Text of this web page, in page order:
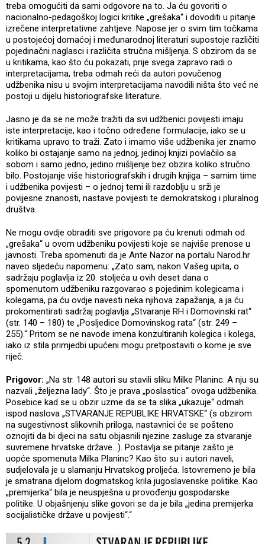
treba omogućiti da sami odgovore na to. Ja ću govoriti o
nacionalno-pedagoškoj logici kritike „grešaka“ i dovoditi u pitanje
izrečene interpretativne zahtjeve. Napose jer o svim tim točkama
u postojećoj domaćoj i međunarodnoj literaturi supostoje različiti
pojedinačni naglasci i različita stručna mišljenja. S obzirom da se
u kritikama, kao što ću pokazati, prije svega zapravo radi o
interpretacijama, treba odmah reći da autori povučenog
udžbenika nisu u svojim interpretacijama navodili ništa što već ne
postoji u dijelu historiografske literature.
Jasno je da se ne može tražiti da svi udžbenici povijesti imaju
iste interpretacije, kao i točno određene formulacije, iako se u
kritikama upravo to traži. Zato i imamo više udžbenika jer znamo
koliko bi ostajanje samo na jednoj, jedinoj knjizi povlačilo sa
sobom i samo jedno, jedino mišljenje bez obzira koliko stručno
bilo. Postojanje više historiografskih i drugih knjiga – samim time
i udžbenika povijesti – o jednoj temi ili razdoblju u srži je
povijesne znanosti, nastave povijesti te demokratskog i pluralnog
društva.
Ne mogu ovdje obraditi sve prigovore pa ću krenuti odmah od
„grešaka“ u ovom udžbeniku povijesti koje se najviše prenose u
javnosti. Treba spomenuti da je Ante Nazor na portalu Narod.hr
naveo sljedeću napomenu: „Zato sam, nakon Vašeg upita, o
sadržaju poglavlja iz 20. stoljeća u ovih deset dana o
spomenutom udžbeniku razgovarao s pojedinim kolegicama i
kolegama, pa ću ovdje navesti neka njihova zapažanja, a ja ću
prokomentirati sadržaj poglavlja „Stvaranje RH i Domovinski rat“
(str. 140 – 180) te „Posljedice Domovinskog rata“ (str. 249 –
255).“ Pritom se ne navode imena konzultiranih kolegica i kolega,
iako iz stila primjedbi upućeni mogu pretpostaviti o kome je sve
riječ.
Prigovor: „Na str. 148 autori su stavili sliku Milke Planinc. A nju su
nazvali „željezna lady“. Što je prava „poslastica“ ovoga udžbenika.
Posebice kad se u obzir uzme da se ta slika „ukazuje“ odmah
ispod naslova „STVARANJE REPUBLIKE HRVATSKE“ (s obzirom
na sugestivnost slikovnih priloga, nastavnici će se pošteno
oznojiti da bi djeci na satu objasnili njezine zasluge za stvaranje
suvremene hrvatske države…). Postavlja se pitanje zašto je
uopće spomenuta Milka Planinc? Kao što su i autori naveli,
sudjelovala je u slamanju Hrvatskog proljeća. Istovremeno je bila
je smatrana dijelom dogmatskog krila jugoslavenske politike. Kao
„premijerka“ bila je neuspješna u provođenju gospodarske
politike. U objašnjenju slike govori se da je bila „jedina premijerka
socijalističke države u povijesti“.“